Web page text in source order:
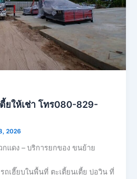
ตี้ยให้เช่า โทร080-829-
2026
กแดง – บริการยกของ ขนย้าย
เฮี๊ยบในพื้นที่ ตะเตี้ยนเตี้ย บ่อวิน ที่